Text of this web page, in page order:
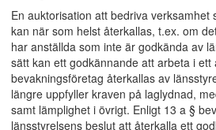
En auktorisation att bedriva verksamhet
kan när som helst återkallas, t.ex. om
har anställda som inte är godkända av
sätt kan ett godkännande att arbeta i ett
bevakningsföretag återkallas av
längre uppfyller kraven på laglydnad,
samt lämplighet i övrigt. Enligt 13 a §
länsstyrelsens beslut att återkalla ett